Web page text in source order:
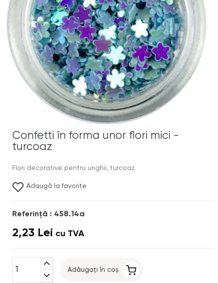
Confetti în forma unor flori mici -
turcoaz
Flori decorative pentru unghii, turcoaz.
Adaugă la favorite
Referinţă : 458.14a
2,23 Lei cu TVA
expand_less
expand_more
Adăugați în coș